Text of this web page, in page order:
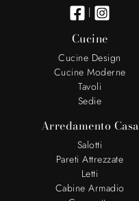
|
Cucine
Cucine Design
Cucine Moderne
Tavoli
Sedie
Arredamento Casa
Salotti
Pareti Attrezzate
Letti
Cabine Armadio